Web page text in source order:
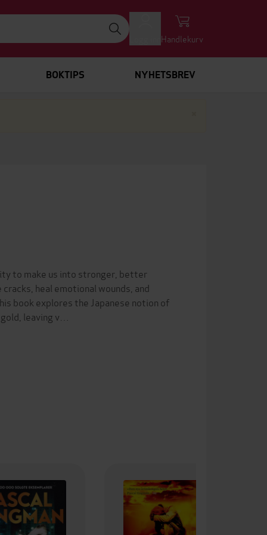
Handlekurv
BOKTIPS NYHETSBREV
to make us into stronger, better
heal emotional wounds, and
book explores the Japanese notion of
leaving v…